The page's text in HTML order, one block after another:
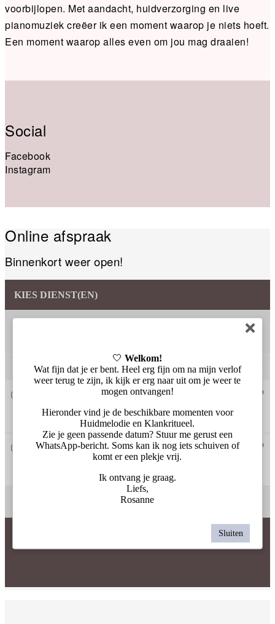
voorbijlopen. Met aandacht, huidverzorging en live
pianomuziek creëer ik een moment waarop je niets hoeft.
Een moment waarop alles even om jou mag draaien!
Social
Facebook
Instagram
Online afspraak
Binnenkort weer open!